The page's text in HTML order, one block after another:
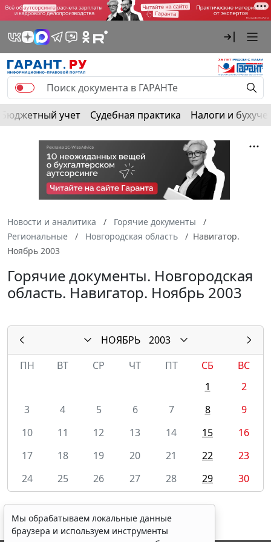
Бюджетный учет Судебная практика Налоги и
Новости и аналитика
Горячие документы
Региональные
Новгородская область
Навигатор.
Ноябрь 2003
Горячие документы. Новгородская
область. Навигатор. Ноябрь 2003
НОЯБРЬ
2003
ПН
ВТ СР ЧТ ПТ СБ
ВС
1
2
3
4 5 6 7 8
9
10
11 12 13 14 15
16
17
18 19 20 21 22
23
24
25 26 27 28 29 30
Мы обрабатываем локальные данные
браузера и используем инструменты